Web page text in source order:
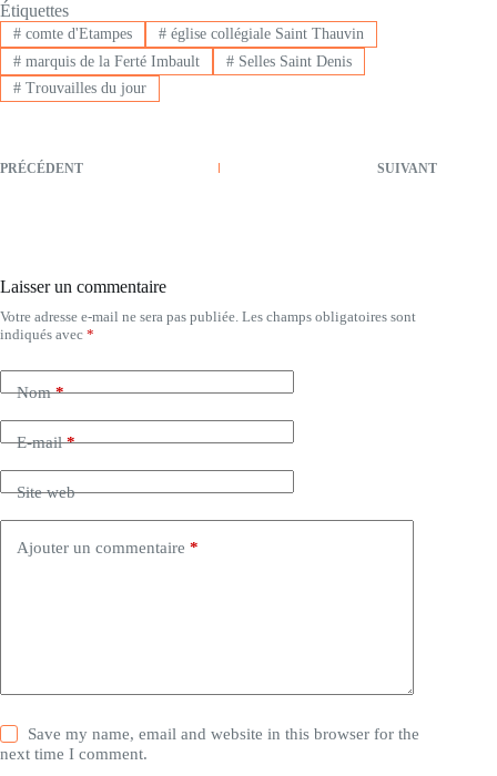
Étiquettes
#comte d'Etampes #église collégiale Saint Thauvin
#marquis de la Ferté Imbault #Selles Saint Denis
#Trouvailles du jour
PRÉCÉDENT SUIVANT
Laisser un commentaire
Votre adresse e-mail ne sera pas publiée. Les champs obligatoires sont
indiqués avec *
Nom*
E-mail*
Site web
Ajouter un commentaire *
Save my name, email and website in this browser for the
next time I comment.